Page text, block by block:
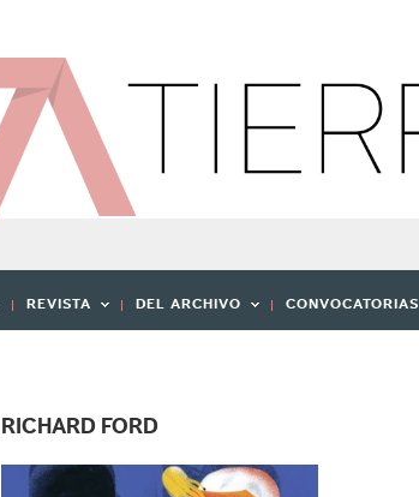
REVISTA DEL ARCHIVO CONVOCATORIAS
RICHARD FORD